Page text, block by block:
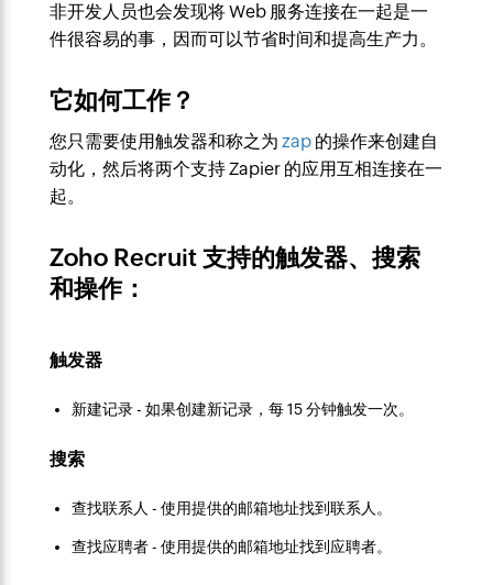
非开发人员也会发现将 Web 服务连接在一起是一
件很容易的事，因而可以节省时间和提高生产力。
它如何工作？
您只需要使用触发器和称之为 zap的操作来创建自
动化，然后将两个支持 Zapier 的应用互相连接在一
起。
Zoho Recruit 支持的触发器、搜索
和操作：
触发器
新建记录 - 如果创建新记录，每 15 分钟触发一次。
搜索
查找联系人 - 使用提供的邮箱地址找到联系人。
查找应聘者 - 使用提供的邮箱地址找到应聘者。